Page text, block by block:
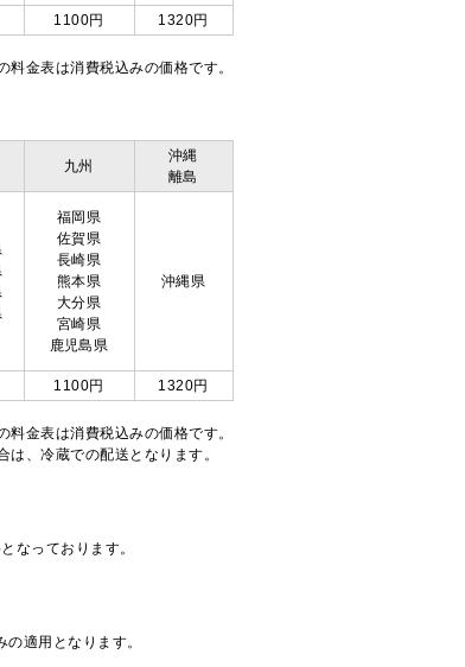
1100円 1320円
料金表は消費税込みの価格です。
九州
沖縄
離島
福岡県
佐賀県
長崎県
熊本県
大分県
宮崎県
鹿児島県
沖縄県
1100円 1320円
料金表は消費税込みの価格です。
、冷蔵での配送となります。
なっております。
適用となります。